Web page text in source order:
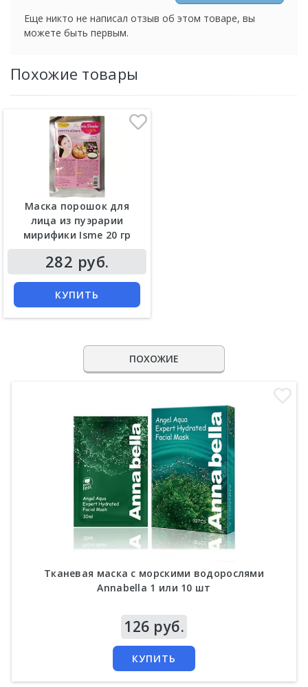
Еще никто не написал отзыв об этом товаре, вы
можете быть первым.
Похожие товары
Маска порошок для
лица из пуэрарии
мирифики Isme 20 гр
282 руб.
КУПИТЬ
ПОХОЖИЕ
Тканевая маска с морскими водорослями
Annabella 1 или 10 шт
126 руб.
КУПИТЬ